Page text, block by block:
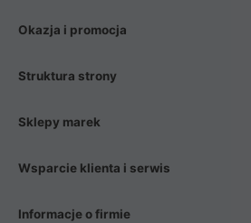
Okazja i promocja
Struktura strony
Sklepy marek
Wsparcie klienta i serwis
Informacje o firmie